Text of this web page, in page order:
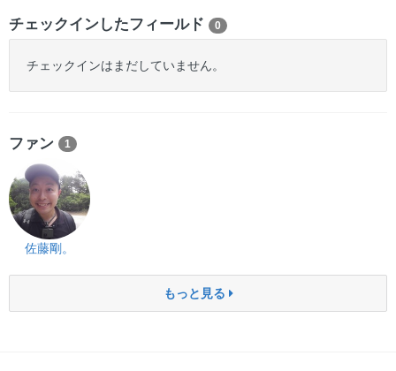
チェックインしたフィールド 0
チェックインはまだしていません。
ファン 1
佐藤剛。
もっと見る